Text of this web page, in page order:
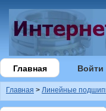
Главная Войти
Главная > Линейные